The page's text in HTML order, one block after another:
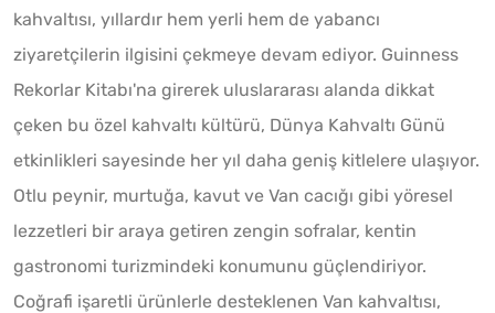
kahvaltısı, yıllardır hem yerli hem de yabancı
ziyaretçilerin ilgisini çekmeye devam ediyor. Guinness
Rekorlar Kitabı'na girerek uluslararası alanda dikkat
çeken bu özel kahvaltı kültürü, Dünya Kahvaltı Günü
etkinlikleri sayesinde her yıl daha geniş kitlelere ulaşıyor.
Otlu peynir, murtuğa, kavut ve Van cacığı gibi yöresel
lezzetleri bir araya getiren zengin sofralar, kentin
gastronomi turizmindeki konumunu güçlendiriyor.
Coğrafi işaretli ürünlerle desteklenen Van kahvaltısı,